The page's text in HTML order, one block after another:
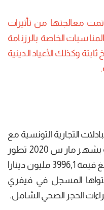
تمت معالجتها من تأثيرات
الخاصة بالرزنامة
ثابتة وكذلك الأعياد الدينية
سجلت المبادلات التجارية التونسية مع
الخارج بالأسعار الجارية بالمقارنة بشهر مارس 2020 تطور
في الصادرات بنسبة (+17,6%) لتبلغ قيمة 3996,1 مليون دينارا
المسجل في فيفري